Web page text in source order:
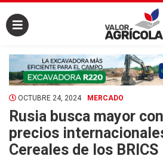
OCTUBRE 24, 2024 MERCADO
Rusia busca mayor
precios
Cereales de los BRICS